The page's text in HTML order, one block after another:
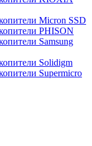
Micron SSD
PHISON
Samsung
Solidigm
Supermicro